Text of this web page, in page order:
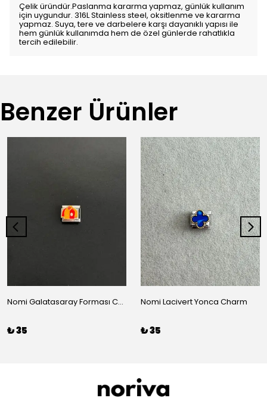
Çelik üründür.Paslanma kararma yapmaz, günlük kullanım
için uygundur. 316L Stainless steel, oksitlenme ve kararma
yapmaz. Suya, tere ve darbelere karşı dayanıklı yapısı ile
hem günlük kullanımda hem de özel günlerde rahatlıkla
tercih edilebilir.
Benzer Ürünler
Nomi Galatasaray Forması Charm
₺ 35
Nomi Lacivert Yonca Charm
₺ 35